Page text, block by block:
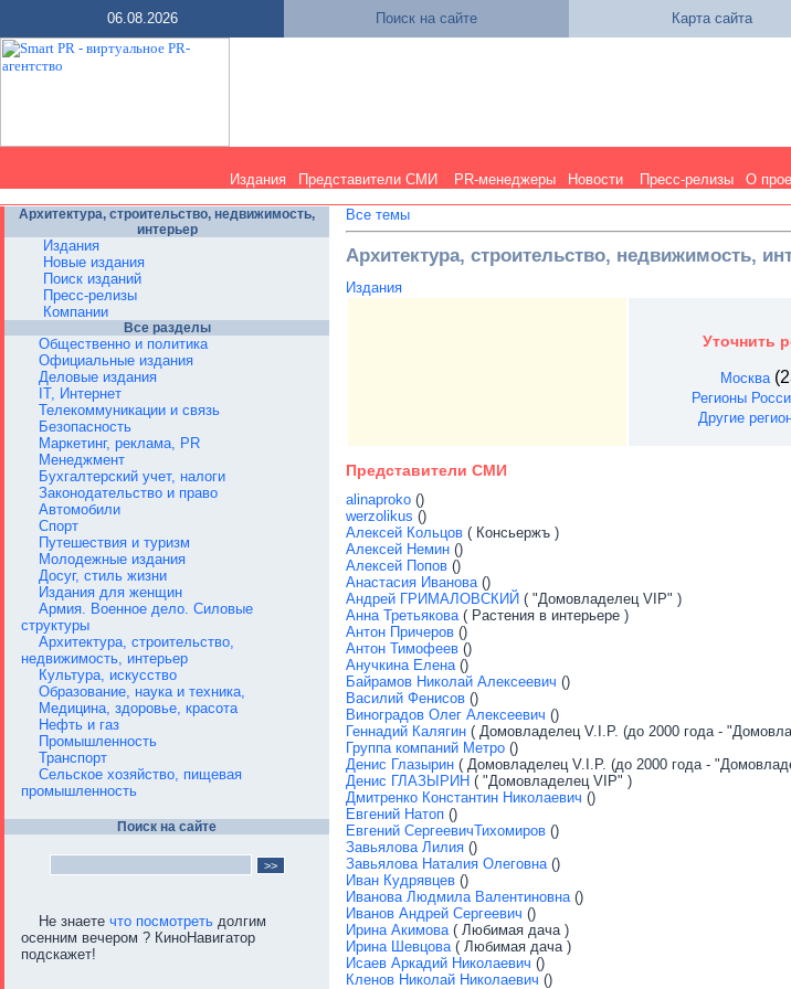
06.08.2026 Поиск на сайте Карта сайта
Издания Представители СМИ PR-менеджеры Новости Пресс-релизы О
Архитектура, строительство, недвижимость,
интерьер
Издания
Новые издания
Поиск изданий
Пресс-релизы
Компании
Все разделы
Общественно и политика
Официальные издания
Деловые издания
IT, Интернет
Телекоммуникации и связь
Безопасность
Маркетинг, реклама, PR
Менеджмент
Бухгалтерский учет, налоги
Законодательство и право
Автомобили
Спорт
Путешествия и туризм
Молодежные издания
Досуг, стиль жизни
Издания для женщин
Армия. Военное дело. Силовые
структуры
Архитектура, строительство,
недвижимость, интерьер
Культура, искусство
Образование, наука и техника,
Медицина, здоровье, красота
Нефть и газ
Промышленность
Транспорт
Сельское хозяйство, пищевая
промышленность
Поиск на сайте
Не знаете что посмотреть долгим
осенним вечером ? КиноНавигатор
подскажет!
Все темы
Архитектура, строительство, недвижимость,
Издания
Уточнить
Москва
Регионы
Другие
Представители СМИ
alinaproko ()
werzolikus ()
Алексей Кольцов ( Консьержъ )
Алексей Немин ()
Алексей Попов ()
Анастасия Иванова()
Андрей ГРИМАЛОВСКИЙ ( "Домовладелец VIP" )
Анна Третьякова( Растения в интерьере )
Антон Причеров ()
Антон Тимофеев ()
Анучкина Елена()
Байрамов Николай Алексеевич ()
Василий Фенисов ()
Виноградов Олег Алексеевич ()
Геннадий Калягин ( Домовладелец V.I.P. (до 2000 года -
Группа компаний Метро ()
Денис Глазырин ( Домовладелец V.I.P. (до 2000 года -
Денис ГЛАЗЫРИН ( "Домовладелец VIP" )
Дмитренко Константин Николаевич ()
Евгений Натоп ()
Евгений СергеевичТихомиров ()
Завьялова Лилия ()
Завьялова Наталия Олеговна()
Иван Кудрявцев ()
Иванова Людмила Валентиновна()
Иванов Андрей Сергеевич ()
Ирина Акимова( Любимая дача )
Ирина Шевцова( Любимая дача )
Исаев Аркадий Николаевич ()
Кленов Николай Николаевич ()